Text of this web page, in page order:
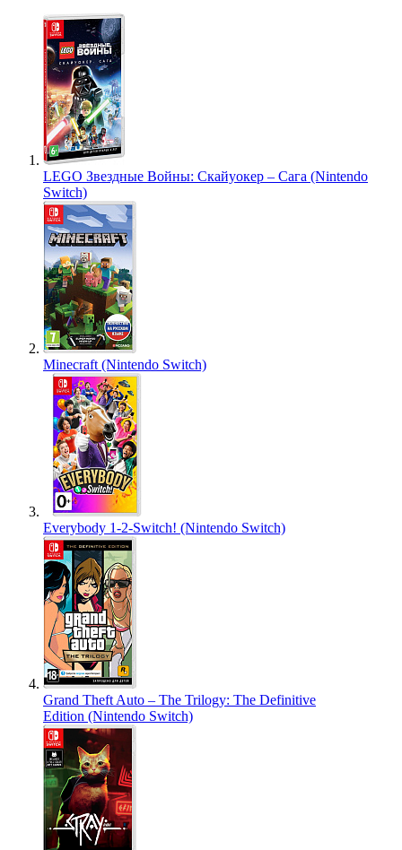
LEGO Звездные Войны: Скайуокер – Сага (Nintendo
Switch)
Minecraft (Nintendo Switch)
Everybody 1-2-Switch! (Nintendo Switch)
Grand Theft Auto – The Trilogy: The Definitive
Edition (Nintendo Switch)